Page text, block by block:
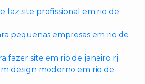
faz site profissional em rio de
pequenas empresas em rio de
fazer site em rio de janeiro rj
design moderno em rio de